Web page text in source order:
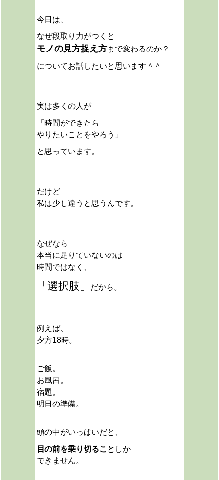
今日は、
なぜ段取り力がつくと
モノの見方捉え方まで変わるのか？
についてお話したいと思います＾＾
実は多くの人が
「時間ができたら
やりたいことをやろう」
と思っています。
だけど
私は少し違うと思うんです。
なぜなら
本当に足りていないのは
時間ではなく、
「選択肢」 だから。
例えば、
夕方18時。
ご飯。
お風呂。
宿題。
明日の準備。
頭の中がいっぱいだと、
目の前を乗り切ること しか
できません。